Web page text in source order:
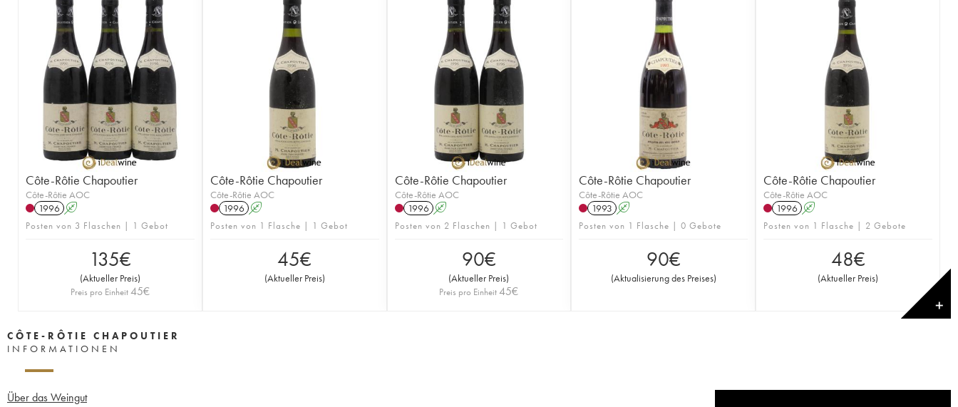
Côte-Rôtie Chapoutier
Côte-Rôtie AOC
1996 A
Posten von 3 Flaschen | 1 Gebot
135€
(Aktueller Preis)
Preis pro Einheit45€
Côte-Rôtie Chapoutier
Côte-Rôtie AOC
1996 A
Posten von 1 Flasche | 1 Gebot
45€
(Aktueller Preis)
Côte-Rôtie Chapoutier
Côte-Rôtie AOC
1996 A
Posten von 2 Flaschen | 1 Gebot
90€
(Aktueller Preis)
Preis pro Einheit 45€
Côte-Rôtie Chapoutier
Côte-Rôtie AOC
1993 A
Posten von 1 Flasche | 0 Gebote
90€
(Aktualisierung des Preises)
Côte-Rôtie Chapoutier
Côte-Rôtie AOC
1996 A
Posten von 1 Flasche | 2 Gebote
48€
(Aktueller Preis)
✕
CÔTE-RÔTIE CHAPOUTIER
INFORMATIONEN
Über das Weingut